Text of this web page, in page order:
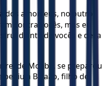
dos amorreus, no outro
contra vocês, mas eu
diante de vocês e dei a
rei de Moabe, se preparou
a Balaão, filho de